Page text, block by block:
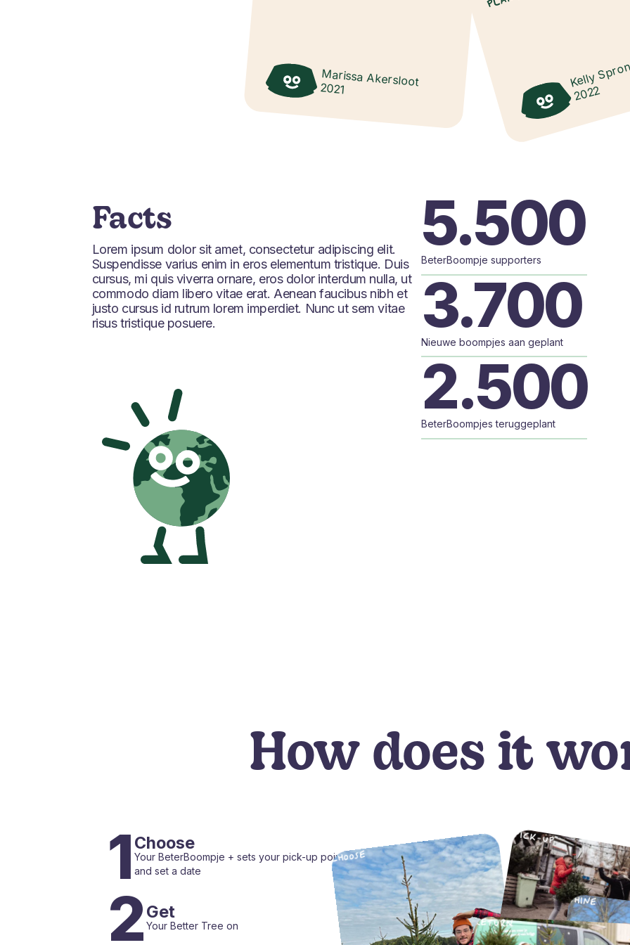
Marissa Akersloot
2021 Kelly
2022
Facts
Lorem ipsum dolor sit amet, consectetur adipiscing elit.
Suspendisse varius enim in eros elementum tristique. Duis
cursus, mi quis viverra ornare, eros dolor interdum nulla, ut
commodo diam libero vitae erat. Aenean faucibus nibh et
justo cursus id rutrum lorem imperdiet. Nunc ut sem vitae
risus tristique posuere.
5.500
BeterBoompje supporters
3.700
Nieuwe boompjes aan geplant
2.500
BeterBoompjes teruggeplant
How does it
1 Choose
Your BeterBoompje + sets your pick-up point
and set a date
2Get
Your Better Tree on
CHOOSE
PICK-UP
SHINE
RETURN
REPLANT